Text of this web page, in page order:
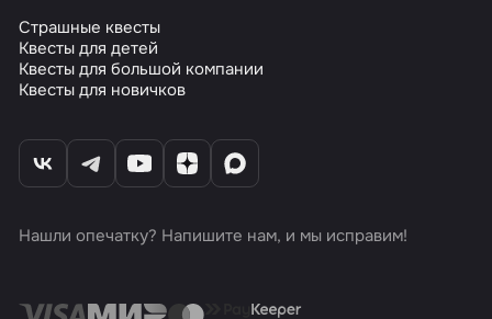
Страшные квесты
Квесты для детей
Квесты для большой компании
Квесты для новичков
Нашли опечатку? Напишите нам, и мы исправим!